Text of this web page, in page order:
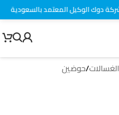
الغسالات/حوضين